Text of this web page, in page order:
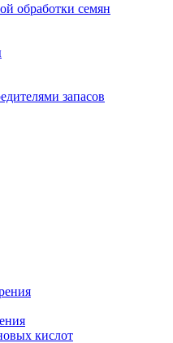
обработки семян
запасов
кислот